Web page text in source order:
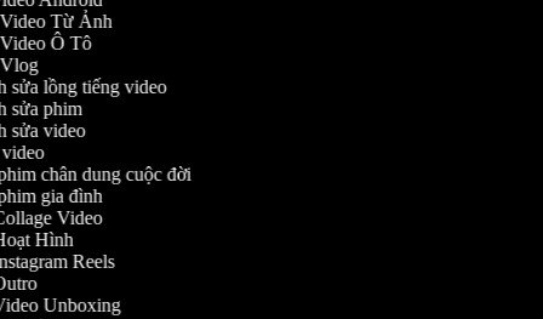
Video Từ Ảnh
Video Ô Tô
Vlog
sửa lồng tiếng video
sửa phim
sửa video
video
chân dung cuộc đời
gia đình
Video
Hình
Reels
Unboxing